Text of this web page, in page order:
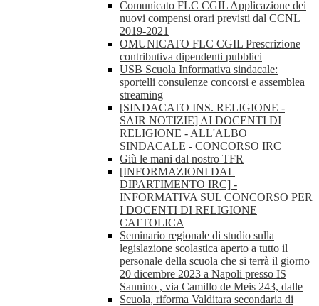
Comunicato FLC CGIL Applicazione dei
nuovi compensi orari previsti dal CCNL
2019-2021
OMUNICATO FLC CGIL Prescrizione
contributiva dipendenti pubblici
USB Scuola Informativa sindacale:
sportelli consulenze concorsi e assemblea
streaming
[SINDACATO INS. RELIGIONE -
SAIR NOTIZIE] AI DOCENTI DI
RELIGIONE - ALL'ALBO
SINDACALE - CONCORSO IRC
Giù le mani dal nostro TFR
[INFORMAZIONI DAL
DIPARTIMENTO IRC] -
INFORMATIVA SUL CONCORSO PER
I DOCENTI DI RELIGIONE
CATTOLICA
Seminario regionale di studio sulla
legislazione scolastica aperto a tutto il
personale della scuola che si terrà il giorno
20 dicembre 2023 a Napoli presso IS
Sannino , via Camillo de Meis 243, dalle
Scuola, riforma Valditara secondaria di